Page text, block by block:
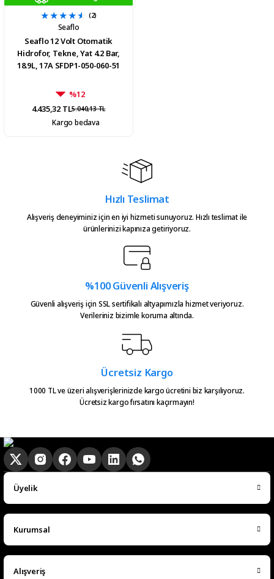
(2)
Seaflo
Seaflo 12 Volt Otomatik
Hidrofor, Tekne, Yat 4.2 Bar,
18.9L, 17A SFDP1-050-060-51
%12
4.435,32 TL5.040,13 TL
Kargo bedava
Hızlı Teslimat
Alışveriş deneyiminiz için en iyi hizmeti sunuyoruz. Hızlı teslimat ile
ürünlerinizi kapınıza getiriyoruz.
%100 Güvenli Alışveriş
Güvenli alışveriş için SSL sertifikalı altyapımızla hizmet veriyoruz.
Verileriniz bizimle koruma altında.
Ücretsiz Kargo
1000 TL ve üzeri alışverişlerinizde kargo ücretini biz karşılıyoruz.
Ücretsiz kargo fırsatını kaçırmayın!
Üyelik
Kurumsal
Alışveriş